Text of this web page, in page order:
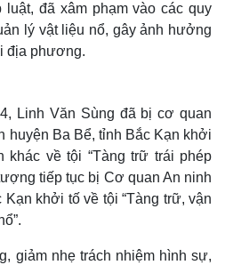
luật, đã xâm phạm vào các quy
lý vật liệu nổ, gây ảnh hưởng
địa phương.
Linh Văn Sùng đã bị cơ quan
huyện Ba Bể, tỉnh Bắc Kạn khởi
khác về tội “Tàng trữ trái phép
tiếp tục bị Cơ quan An ninh
khởi tố về tội “Tàng trữ, vận
giảm nhẹ trách nhiệm hình sự,